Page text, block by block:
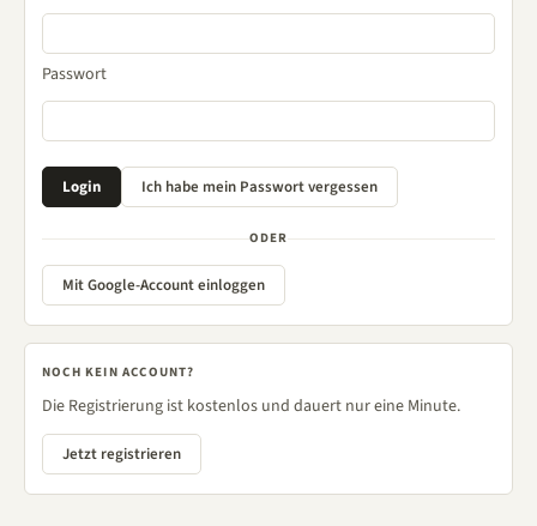
Passwort
ODER
Mit Google-Account einloggen
NOCH KEIN ACCOUNT?
Die Registrierung ist kostenlos und dauert nur eine Minute.
Jetzt registrieren